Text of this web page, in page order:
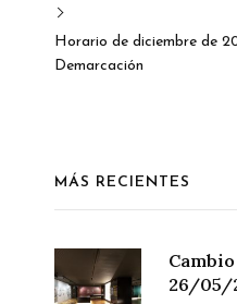
Horario de diciembre de
Demarcación
MÁS RECIENTES
26/05/